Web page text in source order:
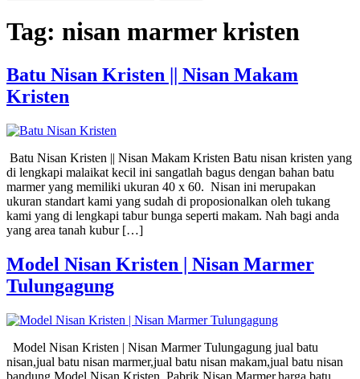
Tag: nisan marmer kristen
Batu Nisan Kristen || Nisan Makam
Kristen
Batu Nisan Kristen || Nisan Makam Kristen Batu nisan kristen yang
di lengkapi malaikat kecil ini sangatlah bagus dengan bahan batu
marmer yang memiliki ukuran 40 x 60. Nisan ini merupakan
ukuran standart kami yang sudah di proposionalkan oleh tukang
kami yang di lengkapi tabur bunga seperti makam. Nah bagi anda
yang area tanah kubur […]
Model Nisan Kristen | Nisan Marmer
Tulungagung
Model Nisan Kristen | Nisan Marmer Tulungagung jual batu
nisan,jual batu nisan marmer,jual batu nisan makam,jual batu nisan
bandung,Model Nisan Kristen, Pabrik Nisan Marmer,harga batu